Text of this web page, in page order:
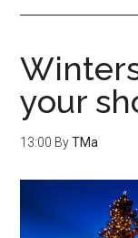
your
13:00 ByTMa